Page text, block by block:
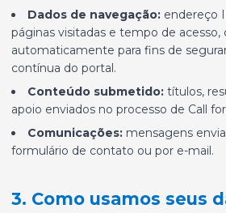
Dados de navegação: endereço
páginas visitadas e tempo de acesso,
automaticamente para fins de
contínua do portal.
Conteúdo submetido: títulos,
apoio enviados no processo de Call
Comunicações: mensagens
formulário de contato ou por e-mail.
3. Como usamos seus